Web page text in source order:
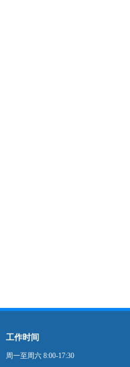
工作时间
周一至周六 8:00-17:30